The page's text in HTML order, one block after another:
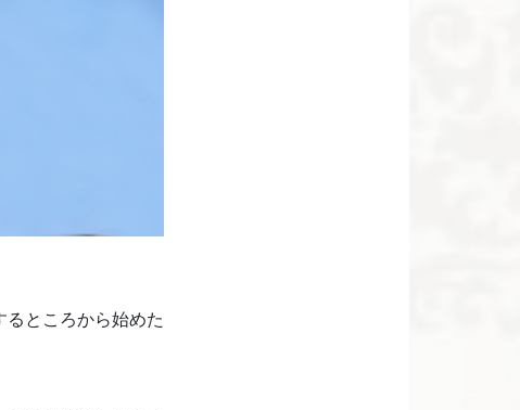
ところから始めた